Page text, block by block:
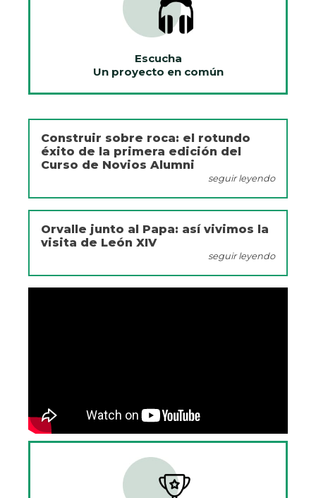
Escucha
Un proyecto en común
Construir sobre roca: el rotundo
éxito de la primera edición del
Curso de Novios Alumni
seguir leyendo
Orvalle junto al Papa: así vivimos la
visita de León XIV
seguir leyendo